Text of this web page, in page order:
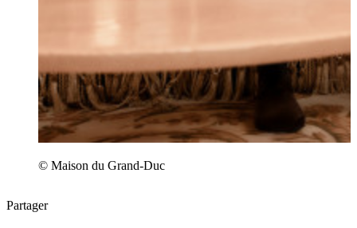
© Maison du Grand-Duc
Partager